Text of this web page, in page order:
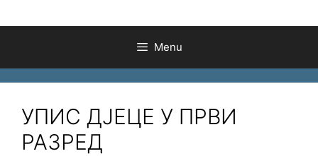
Menu
УПИС ДЈЕЦЕ У ПРВИ
РАЗРЕД